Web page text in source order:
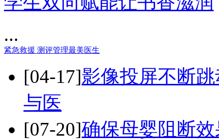
...
紧急救援 测评管理最美医生
[04-17]影像投屏不断
与医
[07-20]确保母婴阻断